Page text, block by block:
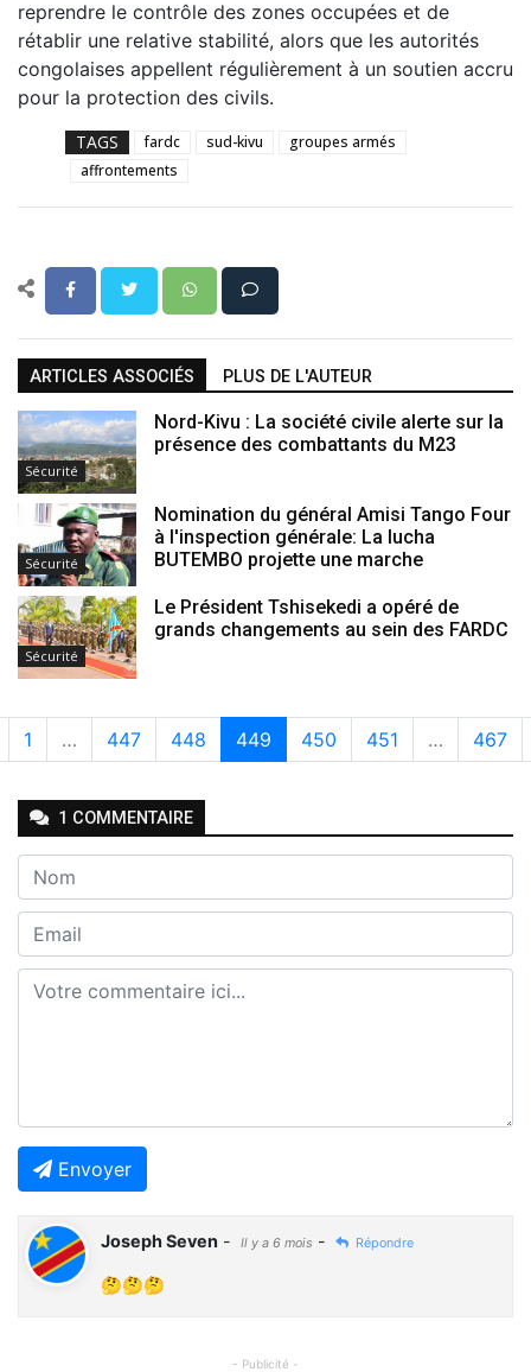
reprendre le contrôle des zones occupées et de
rétablir une relative stabilité, alors que les autorités
congolaises appellent régulièrement à un soutien accru
pour la protection des civils.
TAGS fardc sud-kivu
groupes armés
affrontements
ARTICLES ASSOCIÉS PLUS DE L'AUTEUR
Sécurité
Nord-Kivu : La société civile alerte sur la
présence des combattants du M23
Sécurité
Nomination du général Amisi Tango Four
à l'inspection générale: La lucha
BUTEMBO projette une marche
Sécurité
Le Président Tshisekedi a opéré de
grands changements au sein des FARDC
1 … 447 448 449 450 451 … 467
1 COMMENTAIRE
Envoyer
Joseph Seven - Il y a 6 mois - Répondre
🤔🤔🤔
- Publicité -